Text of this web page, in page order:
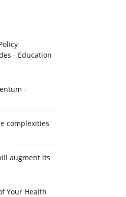
- Education
-
complexities
augment its
Your Health